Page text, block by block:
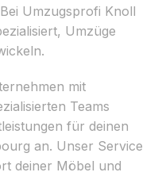
Umzugsprofi Knoll
Umzüge
mit
Teams
für deinen
an. Unser Service
deiner Möbel und